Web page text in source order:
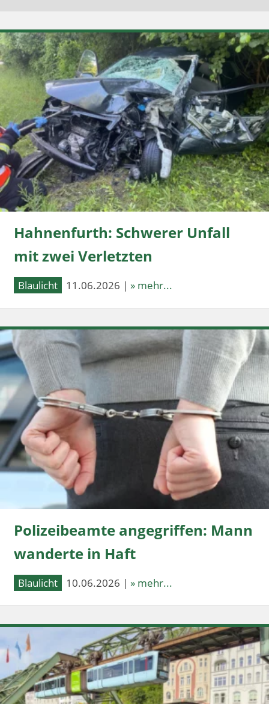
Hahnenfurth: Schwerer Unfall
mit zwei Verletzten
Blaulicht 11.06.2026 | » mehr...
Polizeibeamte angegriffen: Mann
wanderte in Haft
Blaulicht 10.06.2026 | » mehr...